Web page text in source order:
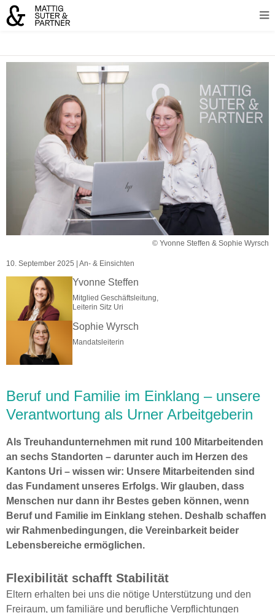
© Yvonne Steffen & Sophie Wyrsch
10. September 2025 | An- & Einsichten
Yvonne Steffen
Mitglied Geschäftsleitung,
Leiterin Sitz Uri
Sophie Wyrsch
Mandatsleiterin
Beruf und Familie im Einklang – unsere
Verantwortung als Urner Arbeitgeberin
Als Treuhandunternehmen mit rund 100 Mitarbeitenden
an sechs Standorten – darunter auch im Herzen des
Kantons Uri – wissen wir: Unsere Mitarbeitenden sind
das Fundament unseres Erfolgs. Wir glauben, dass
Menschen nur dann ihr Bestes geben können, wenn
Beruf und Familie im Einklang stehen. Deshalb schaffen
wir Rahmenbedingungen, die Vereinbarkeit beider
Lebensbereiche ermöglichen.
Flexibilität schafft Stabilität
Eltern erhalten bei uns die nötige Unterstützung und den
Freiraum, um familiäre und berufliche Verpflichtungen